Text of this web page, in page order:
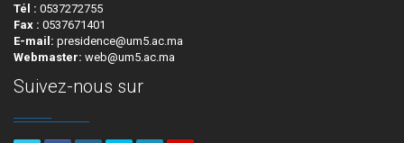
Tél : 0537272755
Fax : 0537671401
E-mail: presidence@um5.ac.ma
Webmaster: web@um5.ac.ma
Suivez-nous sur